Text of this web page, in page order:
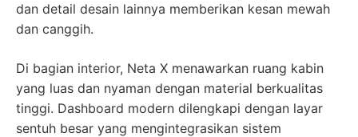
dan detail desain lainnya memberikan kesan mewah
dan canggih.
Di bagian interior, Neta X menawarkan ruang kabin
yang luas dan nyaman dengan material berkualitas
tinggi. Dashboard modern dilengkapi dengan layar
sentuh besar yang mengintegrasikan sistem